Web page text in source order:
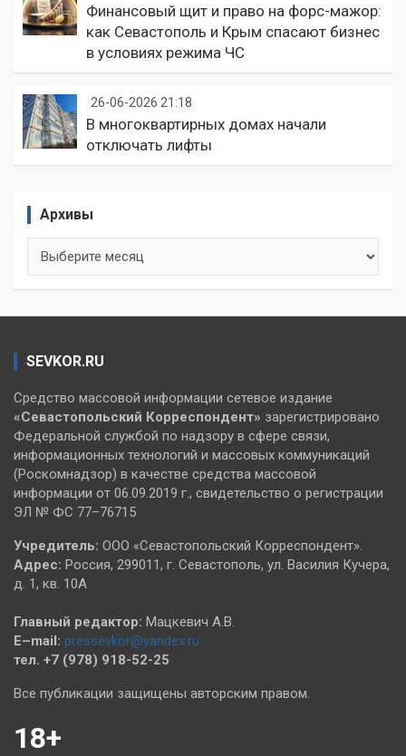
Финансовый щит и право на форс-мажор:
как Севастополь и Крым спасают бизнес
в условиях режима ЧС
26-06-2026 21:18
В многоквартирных домах начали
отключать лифты
Архивы
SEVKOR.RU
Средство массовой информации сетевое издание
«Севастопольский Корреспондент» зарегистрировано
Федеральной службой по надзору в сфере связи,
информационных технологий и массовых коммуникаций
(Роскомнадзор) в качестве средства массовой
информации от 06.09.2019 г., свидетельство о регистрации
ЭЛ № ФС 77–76715
Учредитель: ООО «Севастопольский Корреспондент».
Адрес: Россия, 299011, г. Севастополь, ул. Василия Кучера,
д. 1, кв. 10А
Главный редактор: Мацкевич А.В.
E–mail: pressevkor@yandex.ru
тел. +7 (978) 918-52-25
Все публикации защищены авторским правом.
18+